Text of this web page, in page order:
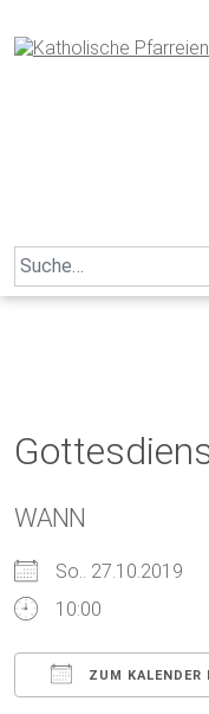
to
content
Search
for:
WANN
So.. 27.10.2019
10:00
ZUM KALENDER